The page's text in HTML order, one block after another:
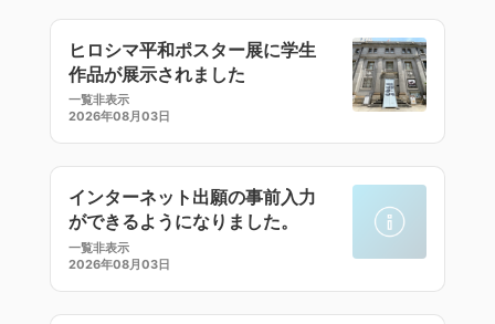
ヒロシマ平和ポスター展に学生
作品が展示されました
一覧非表示
2026年08月03日
インターネット出願の事前入力
ができるようになりました。
一覧非表示
2026年08月03日